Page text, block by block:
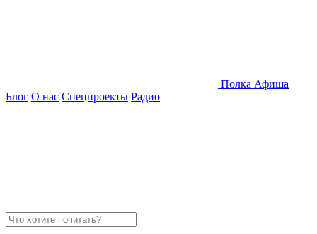
Полка Афиша
Блог О нас Спецпроекты Радио